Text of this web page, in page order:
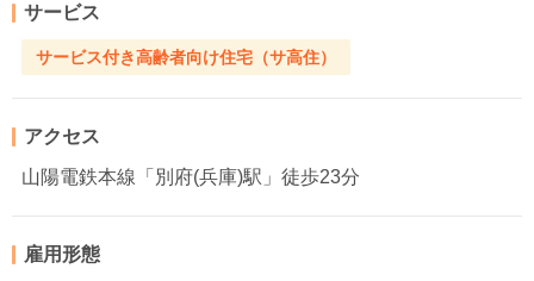
サービス
サービス付き高齢者向け住宅（サ高住）
アクセス
山陽電鉄本線「別府(兵庫)駅」徒歩23分
雇用形態